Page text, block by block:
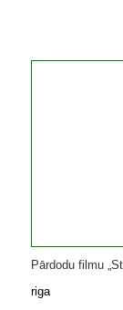
Pārdodu filmu
riga